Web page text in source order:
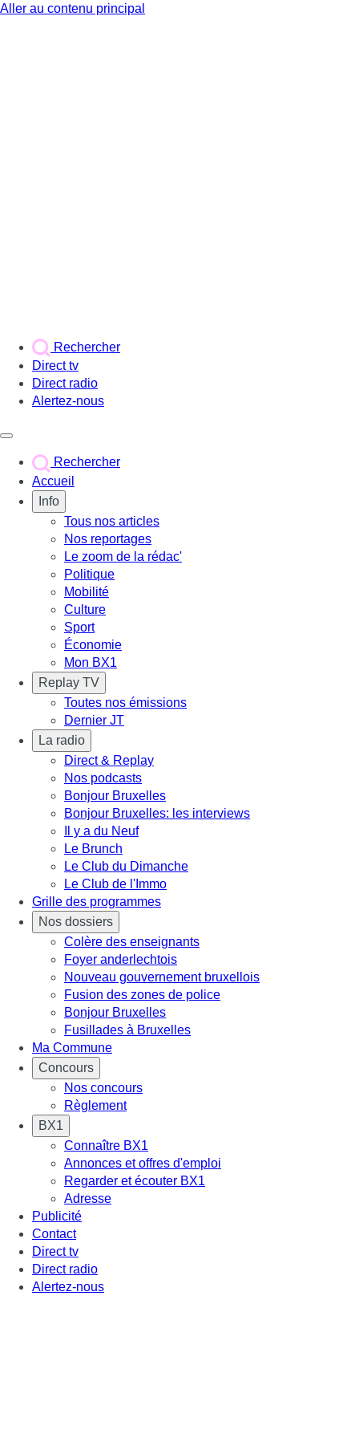
Aller au contenu principal
Rechercher
Direct tv
Direct radio
Alertez-nous
Rechercher
Accueil
Info
Tous nos articles
Nos reportages
Le zoom de la rédac'
Politique
Mobilité
Culture
Sport
Économie
Mon BX1
Replay TV
Toutes nos émissions
Dernier JT
La radio
Direct & Replay
Nos podcasts
Bonjour Bruxelles
Bonjour Bruxelles: les interviews
Il y a du Neuf
Le Brunch
Le Club du Dimanche
Le Club de l'Immo
Grille des programmes
Nos dossiers
Colère des enseignants
Foyer anderlechtois
Nouveau gouvernement bruxellois
Fusion des zones de police
Bonjour Bruxelles
Fusillades à Bruxelles
Ma Commune
Concours
Nos concours
Règlement
BX1
Connaître BX1
Annonces et offres d'emploi
Regarder et écouter BX1
Adresse
Publicité
Contact
Direct tv
Direct radio
Alertez-nous